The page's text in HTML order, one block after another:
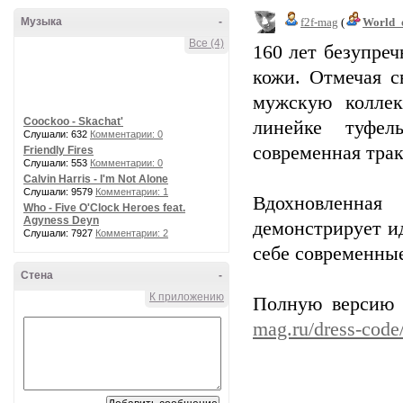
-
Музыка
Все (4)
Coockoo - Skachat'
Слушали: 632 Комментарии: 0
Friendly Fires
Слушали: 553 Комментарии: 0
Calvin Harris - I'm Not Alone
Слушали: 9579 Комментарии: 1
Who - Five O'Clock Heroes feat.
Agyness Deyn
Слушали: 7927 Комментарии: 2
-
Стена
К приложению
f2f-mag (
160 лет
кожи. Отмечая
мужскую
линейке
современная
демонстрирует
себе
Полную версию
mag.ru/dress-